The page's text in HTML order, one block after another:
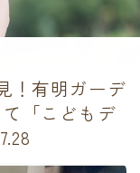
！有明ガーデ
「こどもデ